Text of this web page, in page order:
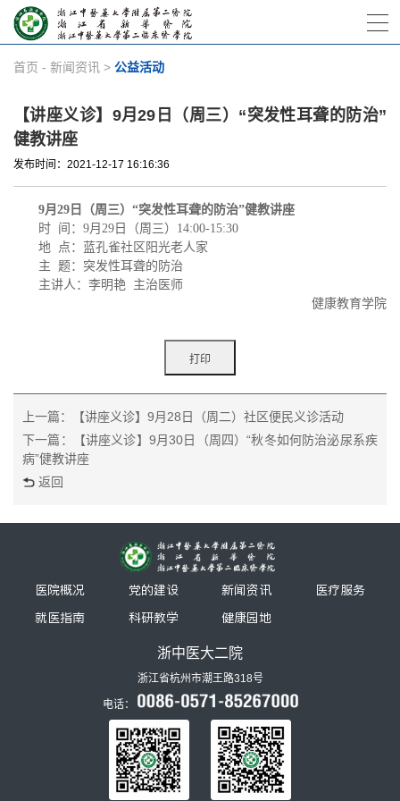
首页 - 新闻资讯 > 公益活动
【讲座义诊】9月29日（周三）“突发性耳聋的防治”
健教讲座
发布时间：2021-12-17 16:16:36
9月29 日（周三）“突发性耳聋的防治”健教讲座
时 间： 9月 29 日（周三） 14:00-15:30
地 点：蓝孔雀社区阳光老人家
主 题： 突发性耳聋的防治
主讲人：李明艳 主治医师
健康教育学院
上一篇：【讲座义诊】9月28日（周二）社区便民义诊活动
下一篇：【讲座义诊】9月30日（周四）“秋冬如何防治泌尿系疾
病”健教讲座
返回
医院概况 党的建设 新闻资讯
医疗服务
就医指南
科研教学 健康园地
浙中医大二院
浙江省杭州市潮王路318号
电话：